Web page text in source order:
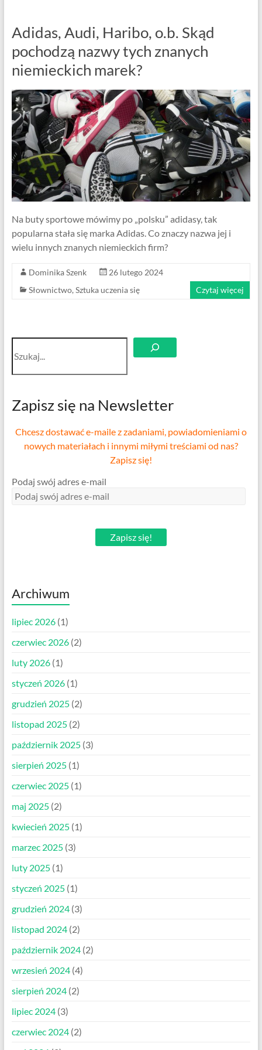
Niemieckiego
Adidas, Audi, Haribo, o.b. Skąd
pochodzą nazwy tych znanych
niemieckich marek?
Na buty sportowe mówimy po „polsku” adidasy, tak
popularna stała się marka Adidas. Co znaczy nazwa jej i
wielu innych znanych niemieckich firm?
Dominika Szenk
26 lutego 2024
Słownictwo, Sztuka uczenia się Czytaj więcej
Szukaj
Zapisz się na Newsletter
Chcesz dostawać e-maile z zadaniami, powiadomieniami o
nowych materiałach i innymi miłymi treściami od nas?
Zapisz się!
Podaj swój adres e-mail
Zapisz się!
Archiwum
lipiec 2026(1)
czerwiec 2026(2)
luty 2026(1)
styczeń 2026(1)
grudzień 2025(2)
listopad 2025(2)
październik 2025(3)
sierpień 2025(1)
czerwiec 2025(1)
maj 2025(2)
kwiecień 2025(1)
marzec 2025(3)
luty 2025(1)
styczeń 2025(1)
grudzień 2024(3)
listopad 2024(2)
październik 2024(2)
wrzesień 2024(4)
sierpień 2024(2)
lipiec 2024(3)
czerwiec 2024(2)